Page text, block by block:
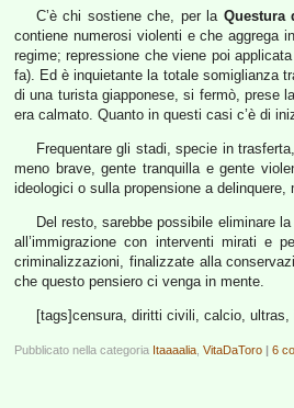
C’è chi sostiene che, per la Questura
contiene numerosi violenti e che aggrega
regime; repressione che viene poi
fa). Ed è inquietante la totale somiglianza
di una turista giapponese, si fermò, prese
era calmato. Quanto in questi casi c’è di
Frequentare gli stadi, specie in
meno brave, gente tranquilla e gente
ideologici o sulla propensione a
Del resto, sarebbe possibile eliminare
all’immigrazione con interventi mirati e
criminalizzazioni, finalizzate alla
che questo pensiero ci venga in mente.
[tags]censura, diritti civili, calcio,
Pubblicato nella categoria Itaaaalia VitaDaToro | 6